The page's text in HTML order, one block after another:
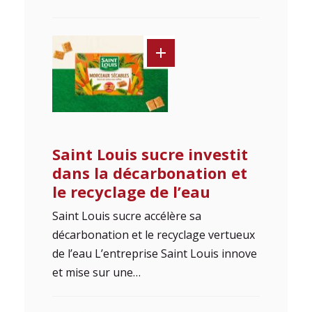
Saint Louis sucre investit
dans la décarbonation et
le recyclage de l’eau
Saint Louis sucre accélère sa
décarbonation et le recyclage vertueux
de l’eau L’entreprise Saint Louis innove
et mise sur une…